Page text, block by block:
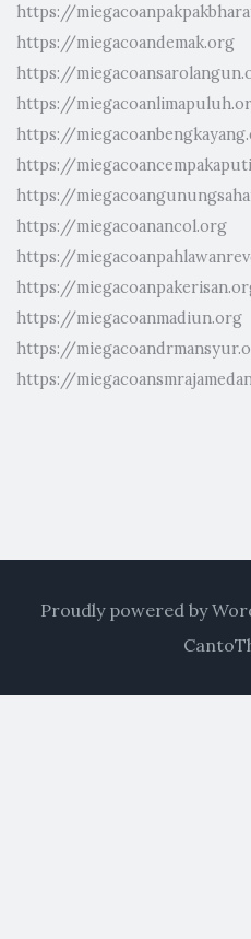
https://
https://miegacoandemak.org
https://
https://
https://
https://
https://
https://miegacoanancol.org
https://
https://
https://miegacoanmadiun.org
https://
https://
Proudly powered by